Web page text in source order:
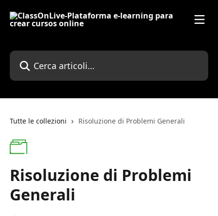
Cerca articoli…
Tutte le collezioni Risoluzione di Problemi Generali
Risoluzione di Problemi
Generali